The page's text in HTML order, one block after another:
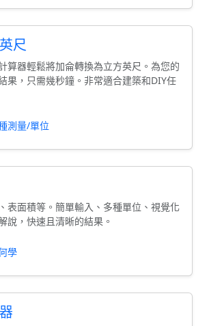
尺
算器輕鬆將加侖轉換為立方英尺。為您的
果，只需幾秒鐘。非常適合建築和DIY任
測量/單位
表面積等。簡單輸入、多種單位、視覺化
說，快速且清晰的結果。
學